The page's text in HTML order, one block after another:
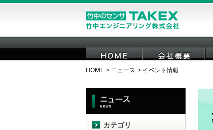
HOME 会社概要
HOME ニュース イベント情報
カテゴリ